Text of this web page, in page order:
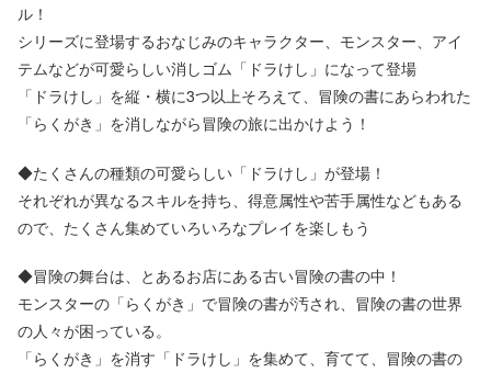
ル！
シリーズに登場するおなじみのキャラクター、モンスター、アイ
テムなどが可愛らしい消しゴム「ドラけし」になって登場
「ドラけし」を縦・横に3つ以上そろえて、冒険の書にあらわれた
「らくがき」を消しながら冒険の旅に出かけよう！
◆たくさんの種類の可愛らしい「ドラけし」が登場！
それぞれが異なるスキルを持ち、得意属性や苦手属性などもある
ので、たくさん集めていろいろなプレイを楽しもう
◆冒険の舞台は、とあるお店にある古い冒険の書の中！
モンスターの「らくがき」で冒険の書が汚され、冒険の書の世界
の人々が困っている。
「らくがき」を消す「ドラけし」を集めて、育てて、冒険の書の